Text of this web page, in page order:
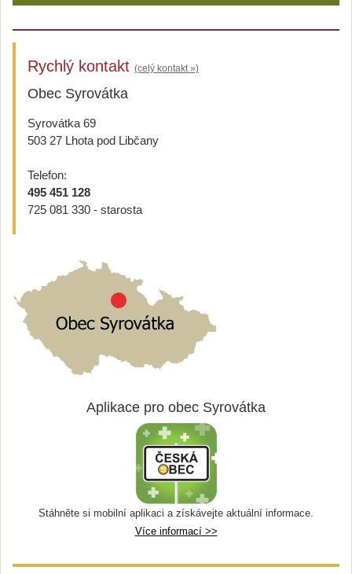
Rychlý kontakt (celý kontakt »)
Obec Syrovátka
Syrovátka 69
503 27 Lhota pod Libčany
Telefon:
495 451 128
725 081 330 - starosta
Aplikace pro obec Syrovátka
Stáhněte si mobilní aplikaci a získávejte aktuální informace.
Více informací >>